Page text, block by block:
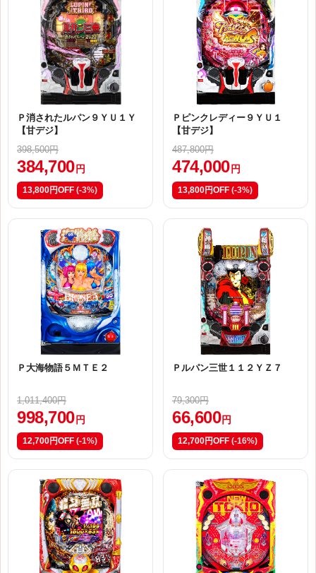
Ｐ消されたルパン９ＹＵ１Ｙ
【甘デジ】
398,500円
384,700 円
13,800円OFF (-3%)
Ｐピンクレディー９ＹＵ１
【甘デジ】
487,800円
474,000 円
13,800円OFF (-3%)
Ｐ大海物語５ＭＴＥ２
1,011,400円
998,700 円
12,700円OFF (-1%)
Ｐルパン三世１１２ＹＺ７
79,300円
66,600 円
12,700円OFF (-16%)